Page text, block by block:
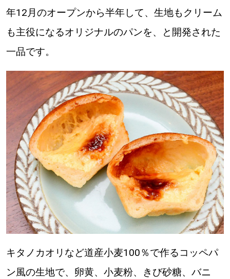
道南
道東
道央
KEYWORD キーワード
Sitakke編集部あい
【いろんな価値観や生き方に触れたい】
Sitakke編集部 IKU
【暮らしの知恵を身につけたい】
【まったり楽しみたい】 札幌市
【札幌のお気に入りを見つけたい】
年12月のオープンから半年して、生地もクリーム
も主役になるオリジナルのパンを、と開発された
一品です。
キタノカオリなど道産小麦100％で作るコッペパ
ン風の生地で、卵黄、小麦粉、きび砂糖、バニ